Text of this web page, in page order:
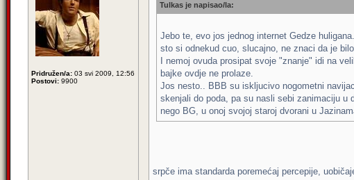
Pridružen/a: 03 svi 2009, 12:56
Postovi: 9900
Tulkas je napisao/la:
Jebo te, evo jos jednog internet Gedze
sto si odnekud cuo, slucajno, ne znaci da je
I nemoj ovuda prosipat svoje "znanje" idi na
bajke ovdje ne prolaze.
Jos nesto.. BBB su iskljucivo nogometni
skenjali do poda, pa su nasli sebi zanimaciju
nego BG, u onoj svojoj staroj dvorani u
srpče ima standarda poremećaj percepije,